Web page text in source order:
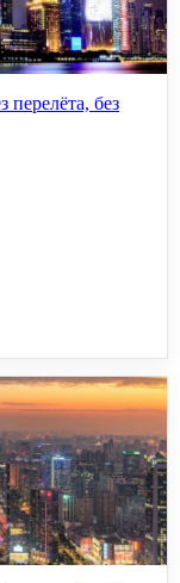
перелёта, без